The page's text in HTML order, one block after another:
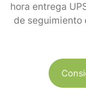
hora entrega
de seguimiento